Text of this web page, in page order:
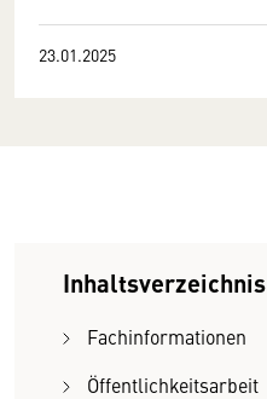
23.01.2025
Inhaltsverzeichnis
Fachinformationen
Öffentlichkeitsarbeit